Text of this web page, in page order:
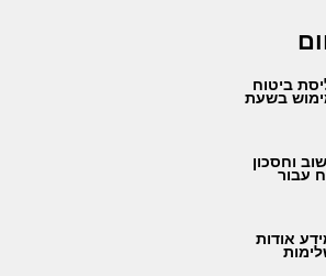
ביטוח
בשעת
וחסכון
עבור
אודות